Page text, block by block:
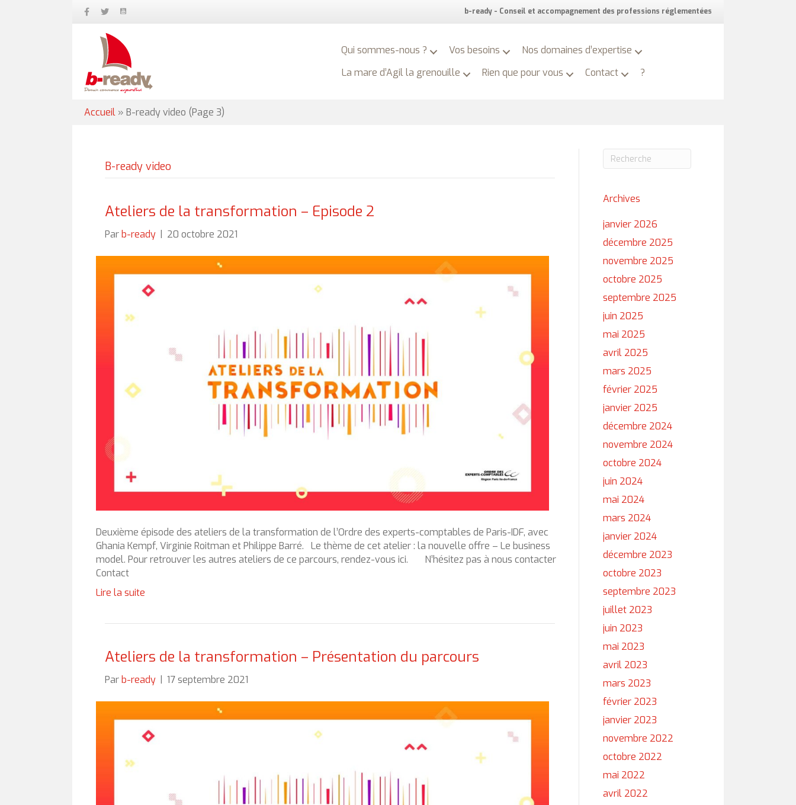
b-ready - Conseil et accompagnement des professions réglementées
Qui sommes-nous ? Vos besoins
Nos domaines d’expertise
La mare d’Agil la grenouille
Rien que pour vous Contact ?
Accueil » B-ready video (Page 3)
B-ready video
Ateliers de la transformation – Episode 2
Par b-ready 20 octobre 2021
Deuxième épisode des ateliers de la transformation de l’Ordre des experts-comptables de Paris-IDF, avec
Ghania Kempf, Virginie Roitman et Philippe Barré. Le thème de cet atelier : la nouvelle offre – Le business
model. Pour retrouver les autres ateliers de ce parcours, rendez-vous ici. N’hésitez pas à nous contacter
Contact
Lire la suite
Ateliers de la transformation – Présentation du parcours
Parb-ready 17 septembre 2021
Archives
janvier 2026
décembre 2025
novembre 2025
octobre 2025
septembre 2025
juin 2025
mai 2025
avril 2025
mars 2025
février 2025
janvier 2025
décembre 2024
novembre 2024
octobre 2024
juin 2024
mai 2024
mars 2024
janvier 2024
décembre 2023
octobre 2023
septembre 2023
juillet 2023
juin 2023
mai 2023
avril 2023
mars 2023
février 2023
janvier 2023
novembre 2022
octobre 2022
mai 2022
avril 2022